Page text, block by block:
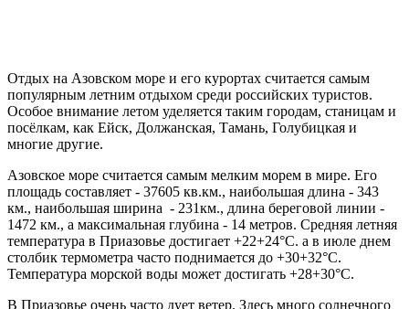
Отдых на Азовском море и его курортах считается самым
популярным летним отдыхом среди российских туристов.
Особое внимание летом уделяется таким городам, станицам и
посёлкам, как Ейск, Должанская, Тамань, Голубицкая и
многие другие.
Азовское море считается самым мелким морем в мире. Его
площадь составляет - 37605 кв.км., наибольшая длина - 343
км., наибольшая ширина - 231км., длина береговой линии -
1472 км., а максимальная глубина - 14 метров. Средняя летняя
температура в Приазовье достигает +22+24°С. а в июле днем
столбик термометра часто поднимается до +30+32°С.
Температура морской воды может достигать +28+30°С.
В Приазовье очень часто дует ветер. Здесь много солнечного